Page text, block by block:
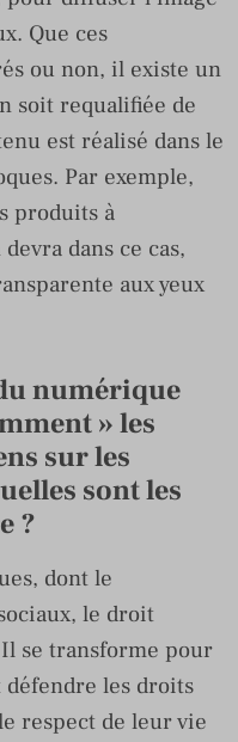
Que ces
ou non, il existe un
soit requalifiée de
est réalisé dans le
Par exemple,
produits à
dans ce cas,
aux yeux
numérique
» les
sur les
sont les
?
dont le
le droit
se transforme pour
les droits
respect de leur vie